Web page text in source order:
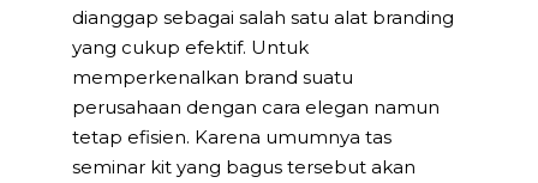
dianggap sebagai salah satu alat branding
yang cukup efektif. Untuk
memperkenalkan brand suatu
perusahaan dengan cara elegan namun
tetap efisien. Karena umumnya tas
seminar kit yang bagus tersebut akan